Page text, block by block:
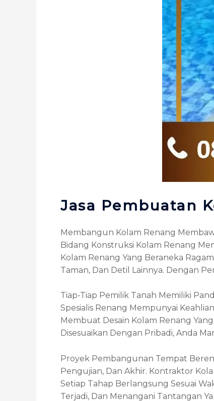
Jasa Pembuatan
Membangun Kolam Renang
Bidang Konstruksi Kolam Renang
Kolam Renang Yang Beraneka
Taman, Dan Detil Lainnya. Dengan
Tiap-Tiap Pemilik Tanah Memiliki
Spesialis Renang Mempunyai
Membuat Desain Kolam Renang
Disesuaikan Dengan Pribadi, Anda
Proyek Pembangunan Tempat
Pengujian, Dan Akhir. Kontraktor
Setiap Tahap Berlangsung Sesuai
Terjadi, Dan Menangani Tantangan